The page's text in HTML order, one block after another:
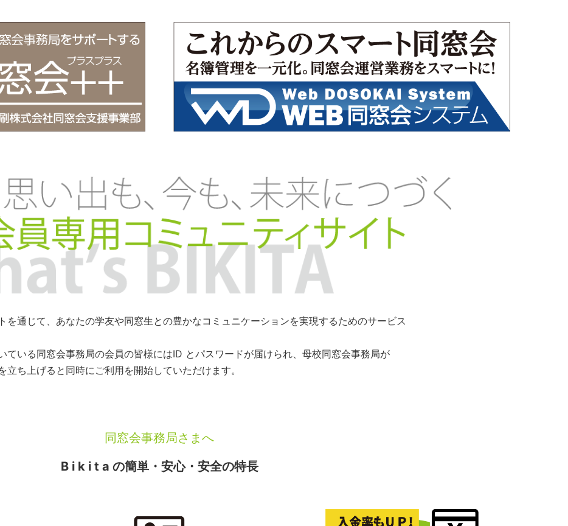
を通じて、あなたの学友や同窓生との豊かなコミュニケーションを実現するためのサービス
ている同窓会事務局の会員の皆様にはID とパスワードが届けられ、母校同窓会事務局が
立ち上げると同時にご利用を開始していただけます。
同窓会事務局さまへ
B i k i t a の簡単・安心・安全の特長